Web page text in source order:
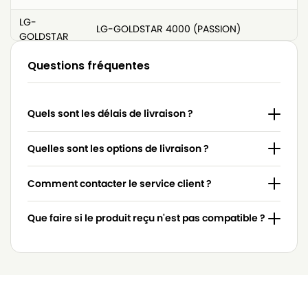
LG-
GOLDSTAR
LG-GOLDSTAR 4000 (PASSION)
LG-
LG-GOLDSTAR 4200 (PASSION)
GOLDSTAR
LG-GOLDSTAR 5000 (PASSION)
LG-
GOLDSTAR
LG-GOLDSTAR BASIC (Série)
LG-
GOLDSTAR
LG-GOLDSTAR BONN (Série)
LG-
Questions fréquentes
Quels sont les délais de livraison ?
Quelles sont les options de livraison ?
Comment contacter le service client ?
Que faire si le produit reçu n'est pas compatible ?